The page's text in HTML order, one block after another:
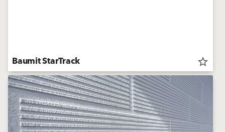
Baumit StarTrack star_border